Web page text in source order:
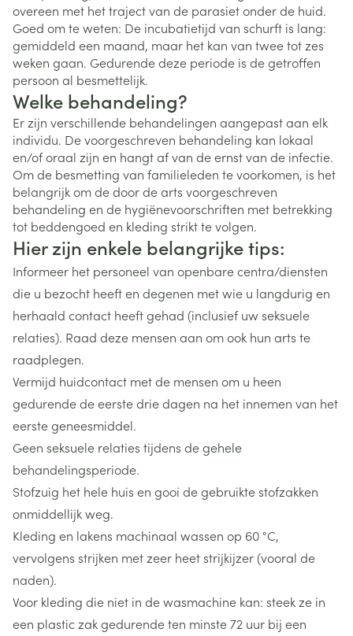
overeen met het traject van de parasiet onder de huid.
Goed om te weten: De incubatietijd van schurft is lang:
gemiddeld een maand, maar het kan van twee tot zes
weken gaan. Gedurende deze periode is de getroffen
persoon al besmettelijk.
Welke behandeling?
Er zijn verschillende behandelingen aangepast aan elk
individu. De voorgeschreven behandeling kan lokaal
en/of oraal zijn en hangt af van de ernst van de infectie.
Om de besmetting van familieleden te voorkomen, is het
belangrijk om de door de arts voorgeschreven
behandeling en de hygiënevoorschriften met betrekking
tot beddengoed en kleding strikt te volgen.
Hier zijn enkele belangrijke tips:
Informeer het personeel van openbare centra/diensten
die u bezocht heeft en degenen met wie u langdurig en
herhaald contact heeft gehad (inclusief uw seksuele
relaties). Raad deze mensen aan om ook hun arts te
raadplegen.
Vermijd huidcontact met de mensen om u heen
gedurende de eerste drie dagen na het innemen van het
eerste geneesmiddel.
Geen seksuele relaties tijdens de gehele
behandelingsperiode.
Stofzuig het hele huis en gooi de gebruikte stofzakken
onmiddellijk weg.
Kleding en lakens machinaal wassen op 60 °C,
vervolgens strijken met zeer heet strijkijzer (vooral de
naden).
Voor kleding die niet in de wasmachine kan: steek ze in
een plastic zak gedurende ten minste 72 uur bij een